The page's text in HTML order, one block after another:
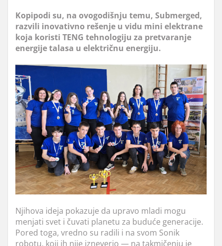
Kopipodi su, na ovogodišnju temu, Submerged,
razvili inovativno rešenje u vidu mini elektrane
koja koristi TENG tehnologiju za pretvaranje
energije talasa u električnu energiju.
Njihova ideja pokazuje da upravo mladi mogu
menjati svet i čuvati planetu za buduće generacije.
Pored toga, vredno su radili i na svom Sonik
robotu, koji ih nije izneverio — na takmičenju je